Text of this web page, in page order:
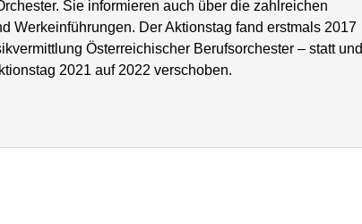
Sie informieren auch über die zahlreichen
Werkeinführungen. Der Aktionstag fand erstmals 2017
Österreichischer Berufsorchester – statt und
2021 auf 2022 verschoben.